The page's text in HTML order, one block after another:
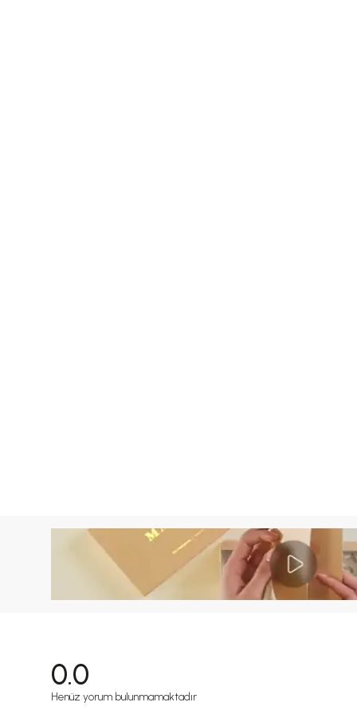
0.0
Henüz yorum bulunmamaktadır